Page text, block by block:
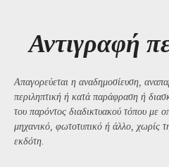
Αντιγραφή
Απαγορεύεται η αναδημοσίευση,
περιληπτική ή κατά παράφραση ή
του παρόντος διαδικτυακού τόπου με
μηχανικό, φωτοτυπικό ή άλλο, χωρίς
εκδότη.